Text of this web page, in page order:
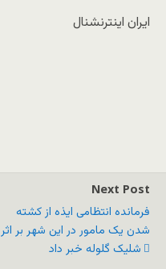
ایران اینترنشنال
Next Post
فرمانده انتظامی ایذه از کشته
شدن یک مامور در این شهر بر اثر
شلیک گلوله خبر داد